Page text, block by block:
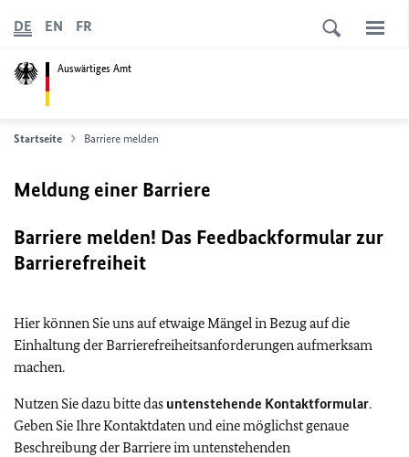
Auswärtiges Amt
DE EN FR
Startseite Barriere melden
Meldung einer Barriere
Barriere melden! Das Feedbackformular zur
Barrierefreiheit
Hier können Sie uns auf etwaige Mängel in Bezug auf die
Einhaltung der Barrierefreiheitsanforderungen aufmerksam
machen.
Nutzen Sie dazu bitte das untenstehende Kontaktformular.
Geben Sie Ihre Kontaktdaten und eine möglichst genaue
Beschreibung der Barriere im untenstehenden